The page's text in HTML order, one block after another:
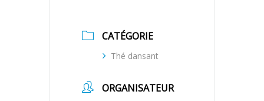
CATÉGORIE
Thé dansant
ORGANISATEUR